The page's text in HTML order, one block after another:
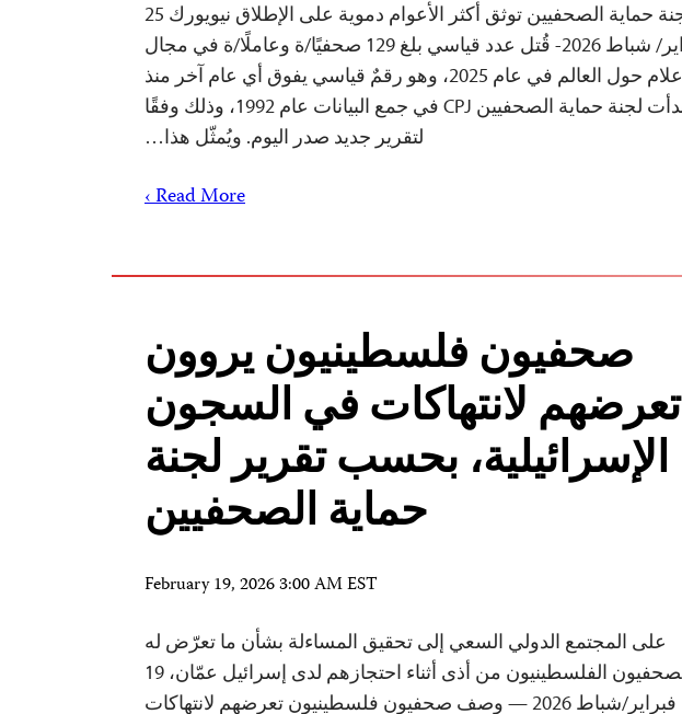
لجنة حماية الصحفيين توثق أكثر الأعوام دموية على الإطلاق نيويورك 25
فبراير/ شباط 2026- قُتل عدد قياسي بلغ 129 صحفيًا/ة وعاملًا/ة في مجال
الإعلام حول العالم في عام 2025، وهو رقمٌ قياسي يفوق أي عام آخر منذ
بدأت لجنة حماية الصحفيين CPJ في جمع البيانات عام 1992، وذلك وفقًا
لتقرير جديد صدر اليوم. ويُمثّل هذا…
Read More ›
صحفيون فلسطينيون يروون
تعرضهم لانتهاكات في السجون
الإسرائيلية، بحسب تقرير لجنة
حماية الصحفيين
February 19, 2026 3:00 AM EST
على المجتمع الدولي السعي إلى تحقيق المساءلة بشأن ما تعرّض له
الصحفيون الفلسطينيون من أذى أثناء احتجازهم لدى إسرائيل عمّان، 19
فبراير/شباط 2026 — وصف صحفيون فلسطينيون تعرضهم لانتهاكات